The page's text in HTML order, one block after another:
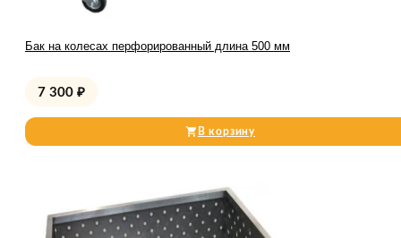
Бак на колесах перфорированный длина 500 мм
7 300 ₽
В корзину